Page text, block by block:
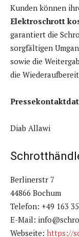
Kunden können
Elektroschrott
garantiert die
sorgfältigen
sowie die
die
Diab Allawi
Berlinerstr 7
44866 Bochum
Telefon: +49 163
E-Mail:
Webseite: https://